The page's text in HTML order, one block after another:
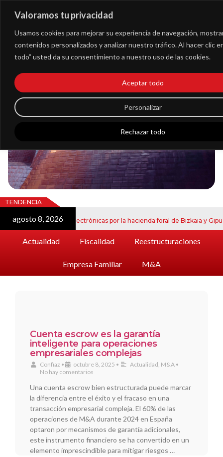
Valoramos tu privacidad
Usamos cookies para mejorar su experiencia de navegación,
contenidos personalizados y analizar nuestro tráfico. Al hacer clic
todo” usted da su consentimiento a nuestro uso de las cookies.
Personalizar
Rechazar todo
Aceptar todo
Blog
Noticias
TENDENCIA
agosto 8, 2026
de notificaciones electrónicas por la hacienda foral de Bizkaia y
Actualidad Fiscalidad Reestructuraciones
Empresa Familiar M&A
Cuenta escrow es la garantía
inteligente para operaciones
empresariales complejas
Confiaz • octubre 8, 2025 • Actualidad, M&A •
No hay comentarios
Una cuenta escrow bien estructurada puede marcar
la diferencia entre el éxito y el fracaso en una
transacción empresarial compleja. El 60% de las
operaciones de M&A durante 2024 en España
optaron por mecanismos de garantía adicionales,
este instrumento financiero se ha convertido en un
elemento imprescindible para mitigar riesgos …